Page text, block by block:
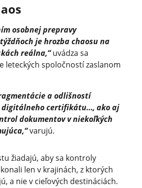
osobnej prepravy
je hrozba chaosu na
reálna,“uvádza sa
leteckých spoločností zaslanom
a odlišností
digitálneho certifikátu…, ako aj
dokumentov v niekoľkých
varujú.
žiadajú, aby sa kontroly
len v krajinách, z ktorých
a nie v cieľových destináciách.